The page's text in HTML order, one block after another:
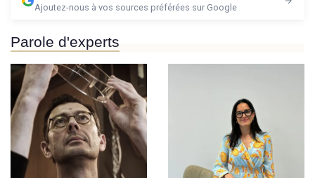
Ajoutez-nous à vos sources préférées sur Google
Parole d'experts